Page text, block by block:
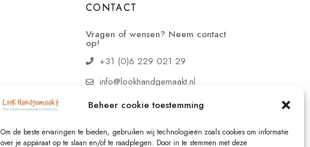
Beheer cookie toestemming
Om de beste ervaringen te bieden, gebruiken wij technologieën zoals cookies om informatie
over je apparaat op te slaan en/of te raadplegen. Door in te stemmen met deze
CONTACT
Vragen of wensen? Neem contact
op!
+31 (0)6 229 021 29
info@lookhandgemaakt.nl